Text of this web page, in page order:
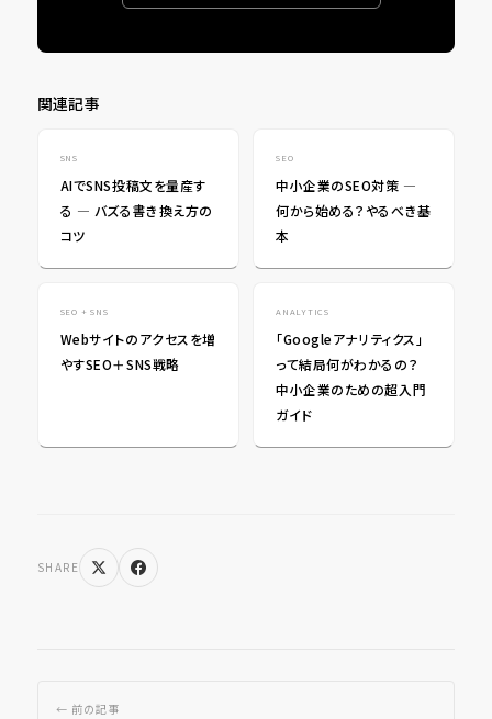
関連記事
SNS
AIでSNS投稿文を量産す
る ― バズる書き換え方の
コツ
SEO
中小企業のSEO対策 ―
何から始める？やるべき基
本
SEO + SNS
Webサイトのアクセスを増
やすSEO＋SNS戦略
ANALYTICS
「Googleアナリティクス」
って結局何がわかるの？
中小企業のための超入門
ガイド
SHARE
← 前の記事